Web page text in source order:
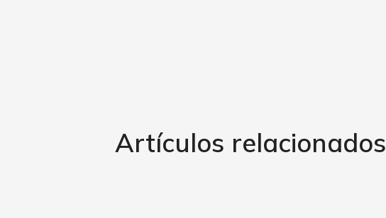
Artículos relacionados